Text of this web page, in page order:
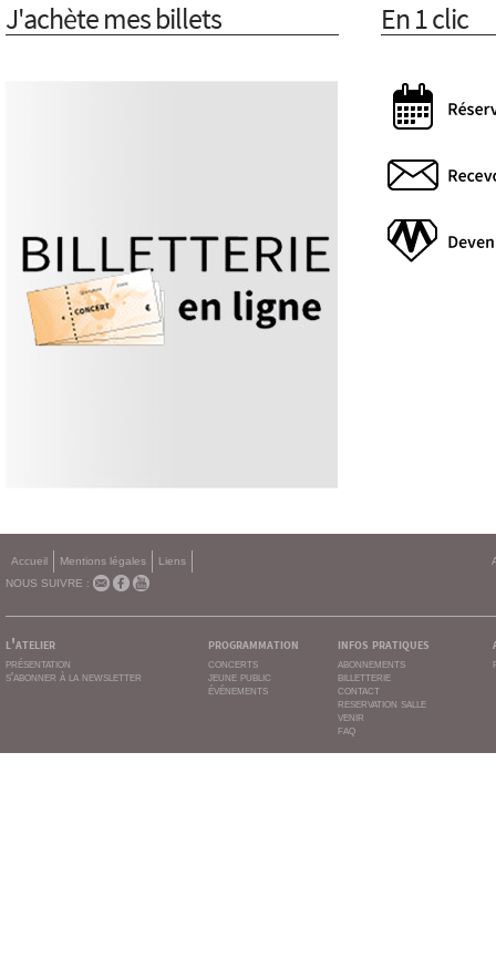
J'achète mes billets En 1 clic
Accueil Mentions légales
Liens
NOUS SUIVRE :
l'atelier
présentation
s'abonner à la newsletter
programmation
concerts
jeune public
événements
infos pratiques
abonnements
billetterie
contact
reservation salle
venir
faq